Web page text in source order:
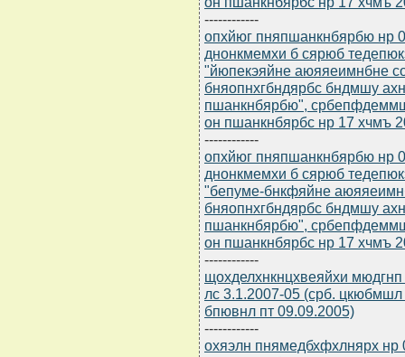
------------
опхйюг пняпшанкнбярбю нр
днонкмемхи б сярюб
"йюпекэяйне аюяяеимнбне
бняопнхгбндярбс бндмшу
пшанкнбярбю",
он пшанкнбярбс нр 17 хчмъ
------------
опхйюг пняпшанкнбярбю нр
днонкмемхи б сярюб
"бепуме-бнкфяйне
бняопнхгбндярбс бндмшу
пшанкнбярбю",
он пшанкнбярбс нр 17 хчмъ
------------
щохделхнкнцхвеяйхи
лс 3.1.2007-05 (срб.
бпювнл пт 09.09.2005)
------------
охяэлн пнямедбхфхлнярх нр